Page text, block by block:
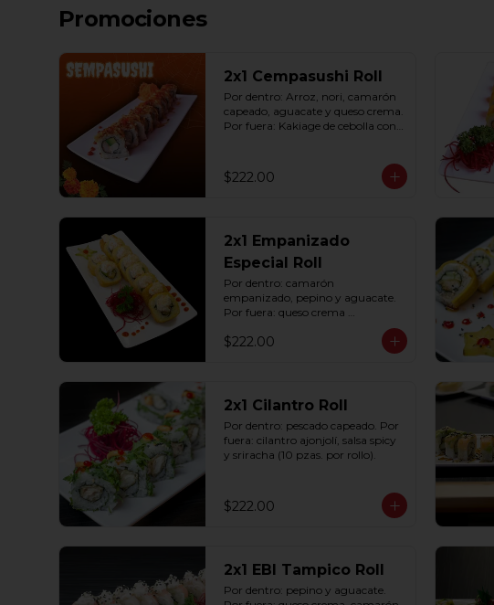
Promociones
2x1 Cempasushi Roll
Por dentro: Arroz, nori, camarón
capeado, aguacate y queso crema.
Por fuera: Kakiage de cebolla con
$222.00
2x1 Empanizado
Especial Roll
Por dentro: camarón
empanizado, pepino y aguacate.
Por fuera: queso crema
pzas. por rollo).
$222.00
2x1 Cilantro Roll
Por dentro: pescado capeado. Por
fuera: cilantro ajonjolí, salsa spicy
y sriracha (10 pzas. por rollo).
$222.00
2x1 EBI Tampico Roll
Por dentro: pepino y aguacate.